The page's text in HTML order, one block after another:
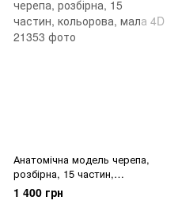
Анатомічна модель черепа,
розбірна, 15 частин,
кольорова, мала 4D
1 400 грн